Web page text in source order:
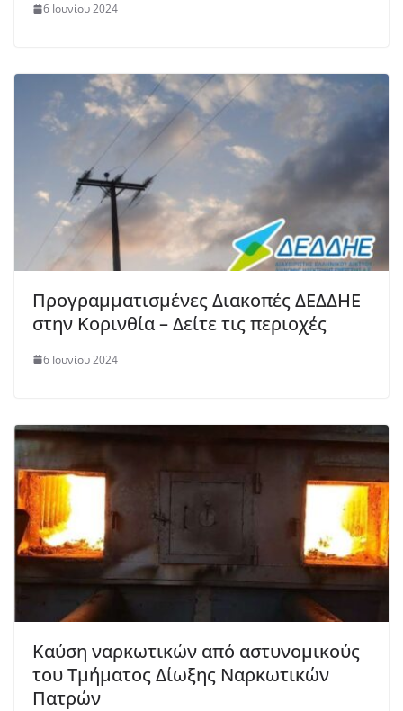
6 Ιουνίου 2024
Προγραμματισμένες Διακοπές ΔΕΔΔΗΕ
στην Κορινθία – Δείτε τις περιοχές
6 Ιουνίου 2024
Καύση ναρκωτικών από αστυνομικούς
του Τμήματος Δίωξης Ναρκωτικών
Πατρών